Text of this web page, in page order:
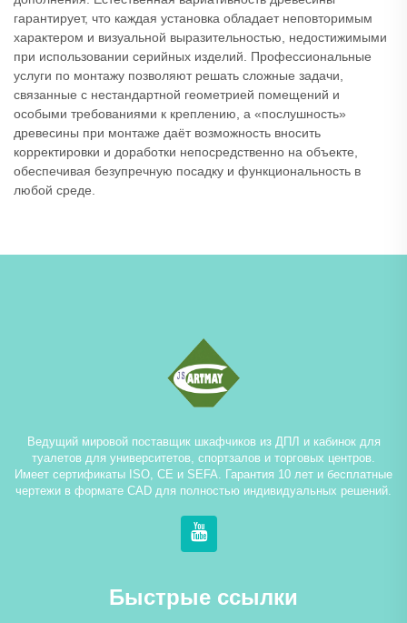
гарантирует, что каждая установка обладает неповторимым
характером и визуальной выразительностью, недостижимыми
при использовании серийных изделий. Профессиональные
услуги по монтажу позволяют решать сложные задачи,
связанные с нестандартной геометрией помещений и
особыми требованиями к креплению, а «послушность»
древесины при монтаже даёт возможность вносить
корректировки и доработки непосредственно на объекте,
обеспечивая безупречную посадку и функциональность в
любой среде.
Ведущий мировой поставщик шкафчиков из ДПЛ и кабинок для
туалетов для университетов, спортзалов и торговых центров.
Имеет сертификаты ISO, CE и SEFA. Гарантия 10 лет и бесплатные
чертежи в формате CAD для полностью индивидуальных решений.
Быстрые ссылки